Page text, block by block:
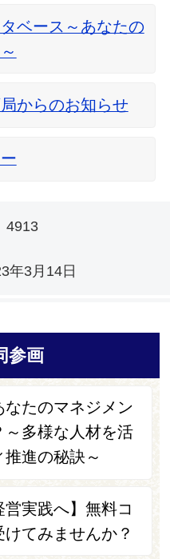
ベース～あなたの
からのお知らせ
4913
年3月14日
参画
なたのマネジメン
～多様な人材を活
進の秘訣～
営実践へ】無料コ
てみませんか？